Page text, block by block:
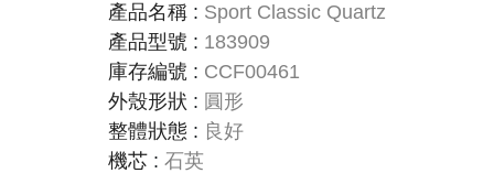
產品名稱 : Sport Classic Quartz
產品型號 : 183909
庫存編號 : CCF00461
外殼形狀 : 圓形
整體狀態 : 良好
機芯 : 石英